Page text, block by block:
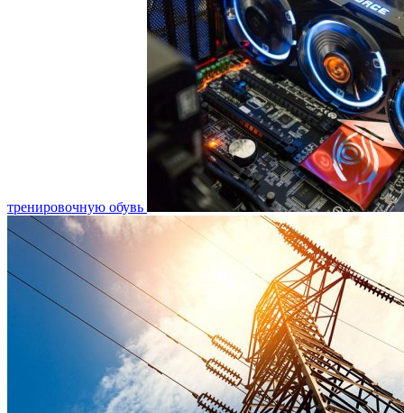
тренировочную обувь